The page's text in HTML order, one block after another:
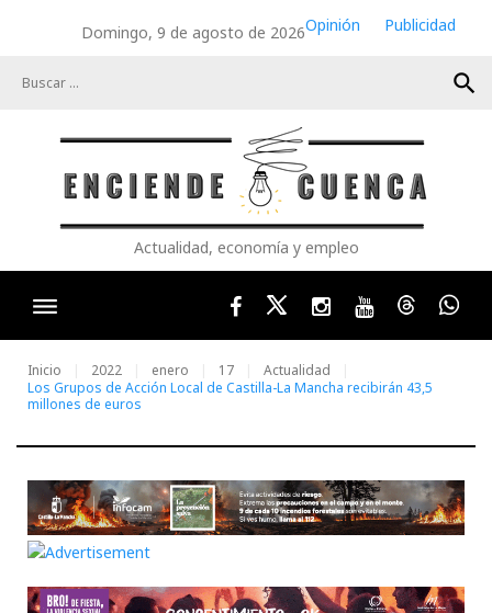
Domingo, 9 de agosto de 2026Opinión
Publicidad
search
Actualidad, economía y empleo
FacebookTwitterInstagram
YoutubeThreads
Inicio 2022 enero 17
Actualidad
Los Grupos de Acción Local de Castilla-La Mancha recibirán 43,5
millones de euros